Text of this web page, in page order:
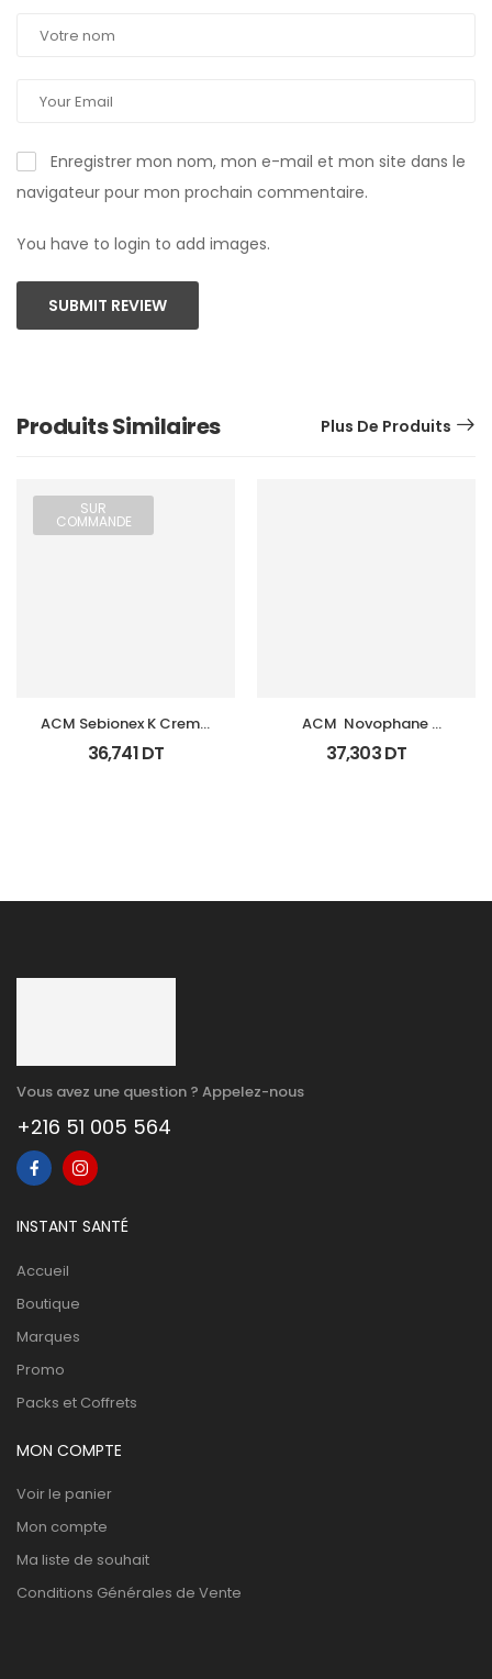
Enregistrer mon nom, mon e-mail et mon site dans le
navigateur pour mon prochain commentaire.
You have to login to add images.
SUBMIT REVIEW
Produits Similaires Plus De Produits
SUR
COMMANDE
ACM Sebionex K Creme
Keratoregulatrice Vis
40Ml
36,741DT
ACM  Novophane
Shampooing K Fl 125Ml
37,303DT
Vous avez une question ? Appelez-nous
+216 51 005 564
INSTANT SANTÉ
Accueil
Boutique
Marques
Promo
Packs et Coffrets
MON COMPTE
Voir le panier
Mon compte
Ma liste de souhait
Conditions Générales de Vente